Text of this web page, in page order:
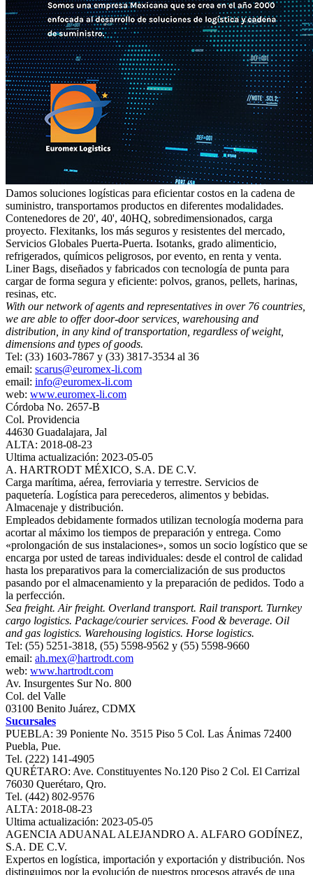
Damos soluciones logísticas para eficientar costos en la cadena de
suministro, transportamos productos en diferentes modalidades.
Contenedores de 20', 40', 40HQ, sobredimensionados, carga
proyecto. Flexitanks, los más seguros y resistentes del mercado,
Servicios Globales Puerta-Puerta. Isotanks, grado alimenticio,
refrigerados, químicos peligrosos, por evento, en renta y venta.
Liner Bags, diseñados y fabricados con tecnología de punta para
cargar de forma segura y eficiente: polvos, granos, pellets, harinas,
resinas, etc.
With our network of agents and representatives in over 76 countries,
we are able to offer door-door services, warehousing and
distribution, in any kind of transportation, regardless of weight,
dimensions and types of goods.
Tel: (33) 1603-7867 y (33) 3817-3534 al 36
email: scarus@euromex-li.com
email: info@euromex-li.com
web: www.euromex-li.com
Córdoba No. 2657-B
Col. Providencia
44630 Guadalajara, Jal
ALTA: 2018-08-23
Ultima actualización: 2023-05-05
A. HARTRODT MÉXICO, S.A. DE C.V.
Carga marítima, aérea, ferroviaria y terrestre. Servicios de
paquetería. Logística para perecederos, alimentos y bebidas.
Almacenaje y distribución.
Empleados debidamente formados utilizan tecnología moderna para
acortar al máximo los tiempos de preparación y entrega. Como
«prolongación de sus instalaciones», somos un socio logístico que se
encarga por usted de tareas individuales: desde el control de calidad
hasta los preparativos para la comercialización de sus productos
pasando por el almacenamiento y la preparación de pedidos. Todo a
la perfección.
Sea freight. Air freight. Overland transport. Rail transport. Turnkey
cargo logistics. Package/courier services. Food & beverage. Oil
and gas logistics. Warehousing logistics. Horse logistics.
Tel: (55) 5251-3818, (55) 5598-9562 y (55) 5598-9660
email: ah.mex@hartrodt.com
web: www.hartrodt.com
Av. Insurgentes Sur No. 800
Col. del Valle
03100 Benito Juárez, CDMX
Sucursales
PUEBLA: 39 Poniente No. 3515 Piso 5 Col. Las Ánimas 72400
Puebla, Pue.
Tel. (222) 141-4905
QURÉTARO: Ave. Constituyentes No.120 Piso 2 Col. El Carrizal
76030 Querétaro, Qro.
Tel. (442) 802-9576
ALTA: 2018-08-23
Ultima actualización: 2023-05-05
AGENCIA ADUANAL ALEJANDRO A. ALFARO GODÍNEZ,
S.A. DE C.V.
Expertos en logística, importación y exportación y distribución. Nos
distinguimos por la evolución de nuestros procesos através de una